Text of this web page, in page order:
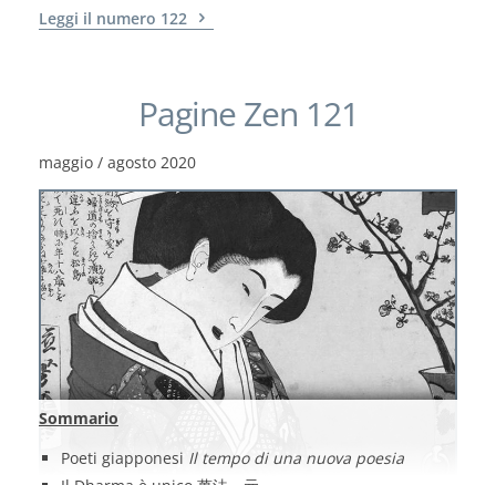
Leggi il numero 122
Pagine Zen 121
maggio / agosto 2020
Sommario
Poeti giapponesi Il tempo di una nuova poesia